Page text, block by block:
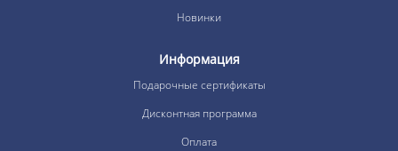
Новинки
Информация
Подарочные сертификаты
Дисконтная программа
Оплата